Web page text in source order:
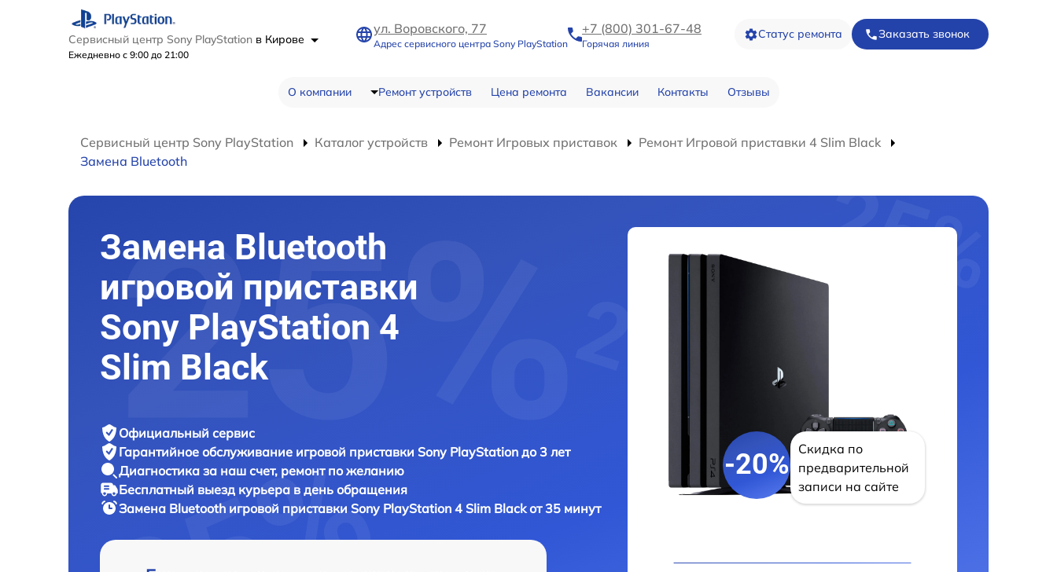
Сервисный центр Sony PlayStation в Кирове
Ежедневно с 9:00 до 21:00
ул. Воровского, 77
Адрес сервисного центра Sony PlayStation
+7 (800) 301-67-48
Горячая линия
Статус ремонта Заказать звонок
О компании Ремонт устройств Цена ремонта Вакансии Контакты Отзывы
Сервисный центр Sony PlayStation Каталог устройств Ремонт Игровых приставок
Ремонт Игровой приставки 4 Slim Black
Замена Bluetooth
Замена Bluetooth
игровой приставки
Sony PlayStation 4
Slim Black
Официальный сервис
Гарантийное обслуживание игровой приставки Sony PlayStation до 3 лет
Диагностика за наш счет, ремонт по желанию
Бесплатный выезд курьера в день обращения
Замена Bluetooth игровой приставки Sony PlayStation 4 Slim Black от 35 минут
-20%
Скидка по
предварительной
записи на сайте